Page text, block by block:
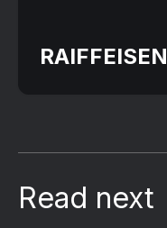
RAIFFEISEN
Read next